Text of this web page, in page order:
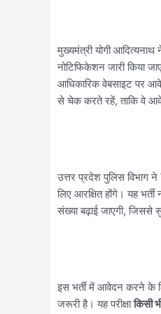
मुख्यमंत्री योगी आदित्यनाथ
नोटिफिकेशन जारी किया
आधिकारिक वेबसाइट पर
से चेक करते रहें, ताकि वे
उत्तर प्रदेश पुलिस विभाग ने
लिए आरक्षित होंगे। यह
संख्या बढ़ाई जाएगी, जिससे
इस भर्ती में आवेदन करने के
जरूरी है। यह परीक्षाकिसी